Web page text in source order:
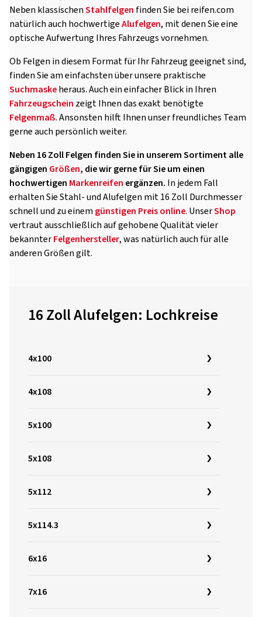
Neben klassischenStahlfelgen finden Sie bei reifen.com
natürlich auch hochwertigeAlufelgen, mit denen Sie eine
optische Aufwertung Ihres Fahrzeugs vornehmen.
Ob Felgen in diesem Format für Ihr Fahrzeug geeignet sind,
finden Sie am einfachsten über unsere praktische
Suchmaskeheraus. Auch ein einfacher Blick in Ihren
Fahrzeugschein zeigt Ihnen das exakt benötigte
Felgenmaß. Ansonsten hilft Ihnen unser freundliches Team
gerne auch persönlich weiter.
Neben 16 Zoll Felgen finden Sie in unserem Sortiment alle
gängigen Größen, die wir gerne für Sie um einen
hochwertigen Markenreifen ergänzen. In jedem Fall
erhalten Sie Stahl- und Alufelgen mit 16 Zoll Durchmesser
schnell und zu einem günstigen Preisonline. UnserShop
vertraut ausschließlich auf gehobene Qualität vieler
bekannterFelgenhersteller, was natürlich auch für alle
anderen Größen gilt.
16 Zoll Alufelgen: Lochkreise
4x100
4x108
5x100
5x108
5x112
5x114.3
6x16
7x16